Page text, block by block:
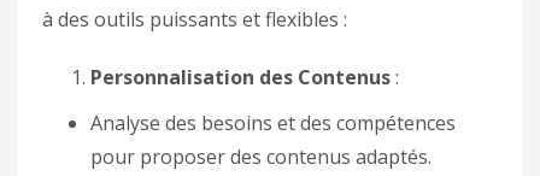
à des outils puissants et flexibles :
Personnalisation des Contenus:
Analyse des besoins et des compétences
pour proposer des contenus adaptés.